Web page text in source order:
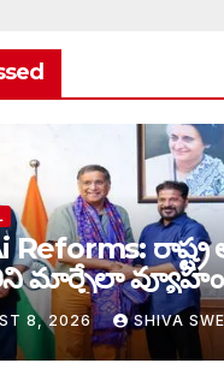
Reforms: రాష్ట్ర
మార్చేలా
8, 2026 SHIVA